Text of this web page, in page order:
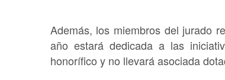
Además, los miembros del jurado
año estará dedicada a las
honorífico y no llevará asociada